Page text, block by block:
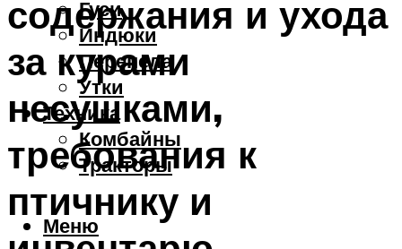
Гуси
Индюки
Перепела
Утки
Техника
Комбайны
Тракторы
Меню
содержания и ухода
за курами
несушками,
требования к
птичнику и